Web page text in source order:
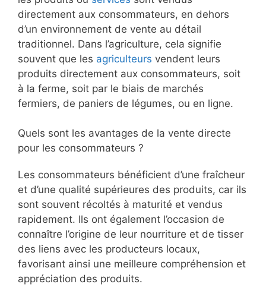
directement aux consommateurs, en dehors
d’un environnement de vente au détail
traditionnel. Dans l’agriculture, cela signifie
souvent que les agriculteurs vendent leurs
produits directement aux consommateurs, soit
à la ferme, soit par le biais de marchés
fermiers, de paniers de légumes, ou en ligne.
Quels sont les avantages de la vente directe
pour les consommateurs ?
Les consommateurs bénéficient d’une fraîcheur
et d’une qualité supérieures des produits, car ils
sont souvent récoltés à maturité et vendus
rapidement. Ils ont également l’occasion de
connaître l’origine de leur nourriture et de tisser
des liens avec les producteurs locaux,
favorisant ainsi une meilleure compréhension et
appréciation des produits.